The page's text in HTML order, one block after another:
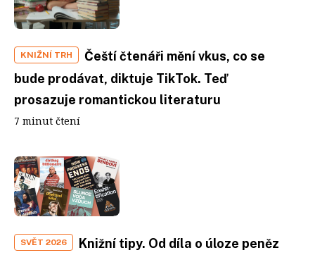
KNIŽNÍ TRH
Čeští čtenáři mění vkus, co se
bude prodávat, diktuje TikTok. Teď
prosazuje romantickou literaturu
7 minut čtení
SVĚT 2026
Knižní tipy. Od díla o úloze peněz